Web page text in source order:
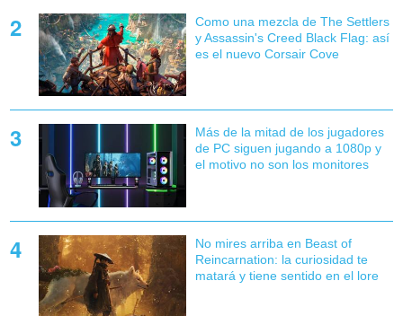
Como una mezcla de The Settlers
y Assassin's Creed Black Flag: así
es el nuevo Corsair Cove
Más de la mitad de los jugadores
de PC siguen jugando a 1080p y
el motivo no son los monitores
No mires arriba en Beast of
Reincarnation: la curiosidad te
matará y tiene sentido en el lore